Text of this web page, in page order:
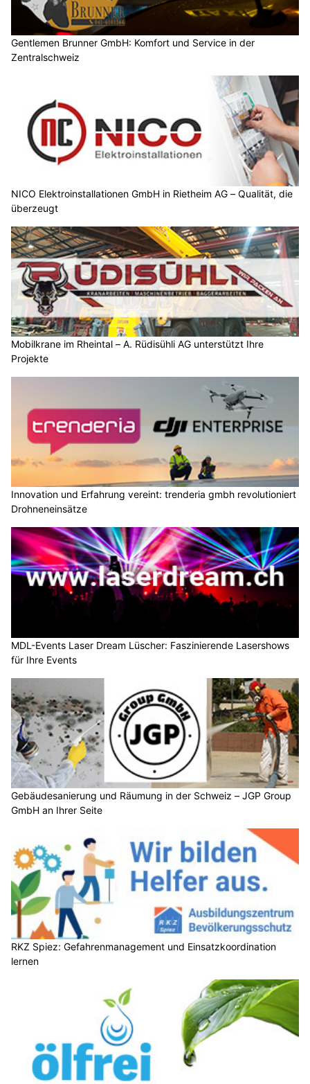
Gentlemen Brunner GmbH: Komfort und Service in der
Zentralschweiz
NICO Elektroinstallationen GmbH in Rietheim AG – Qualität, die
überzeugt
Mobilkrane im Rheintal – A. Rüdisühli AG unterstützt Ihre
Projekte
Innovation und Erfahrung vereint: trenderia gmbh revolutioniert
Drohneneinsätze
MDL-Events Laser Dream Lüscher: Faszinierende Lasershows
für Ihre Events
Gebäudesanierung und Räumung in der Schweiz – JGP Group
GmbH an Ihrer Seite
RKZ Spiez: Gefahrenmanagement und Einsatzkoordination
lernen